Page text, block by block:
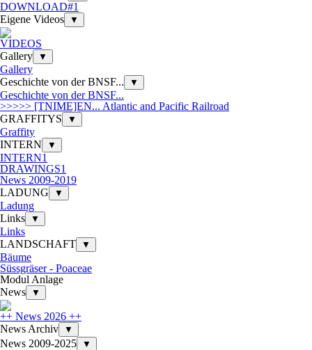
DOWNLOAD#1
Eigene Videos
▼
VIDEOS
Gallery
▼
Gallery
Geschichte von der BNSF...
▼
Geschichte von der BNSF...
>>>>> [TNIME]EN... Atlantic and Pacific Railroad
GRAFFITYS
▼
Graffity
INTERN
▼
INTERN1
DRAWINGS1
News 2009-2019
LADUNG
▼
Ladung
Links
▼
Links
LANDSCHAFT
▼
Bäume
Süssgräser - Poaceae
Modul Anlage
News
▼
++ News 2026 ++
News Archiv
▼
News 2009-2025 ▼